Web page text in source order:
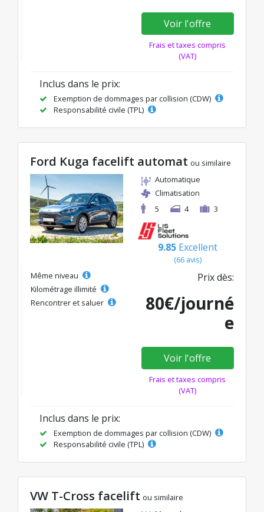
Voir l'offre
Frais et taxes compris
(VAT)
Inclus dans le prix:
Exemption de dommages par collision (CDW)
Responsabilité civile (TPL)
Ford Kuga facelift automat ou similaire
Automatique
Climatisation
5
4 3
9.85 Excellent
(66 avis)
Même niveau
Kilométrage illimité
Rencontrer et saluer
Prix dès:
80€/journé
e
Voir l'offre
Frais et taxes compris
(VAT)
Inclus dans le prix:
Exemption de dommages par collision (CDW)
Responsabilité civile (TPL)
VW T-Cross facelift ou similaire